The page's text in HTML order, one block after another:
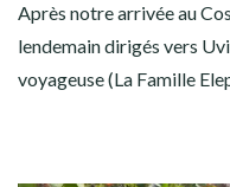
Après notre arrivée au
lendemain dirigés vers
voyageuse (La Famille